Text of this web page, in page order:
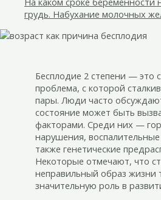
грудь. Набухание молочных
Бесплодие 2 степени — это
проблема, с которой
пары. Люди часто
состояние может быть
факторами. Среди них —
нарушения,
также генетические
Некоторые отмечают, что
неправильный образ жизни
значительную роль в